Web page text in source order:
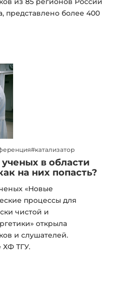
представлено более 400
#катализатор
в области
на них попасть?
«Новые
процессы для
чистой и
открыла
и слушателей.
ХФ ТГУ.